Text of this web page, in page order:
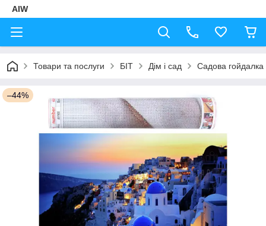
AIW
Товари та послуги БІТ Дім і сад Садова гойдалка
–44%